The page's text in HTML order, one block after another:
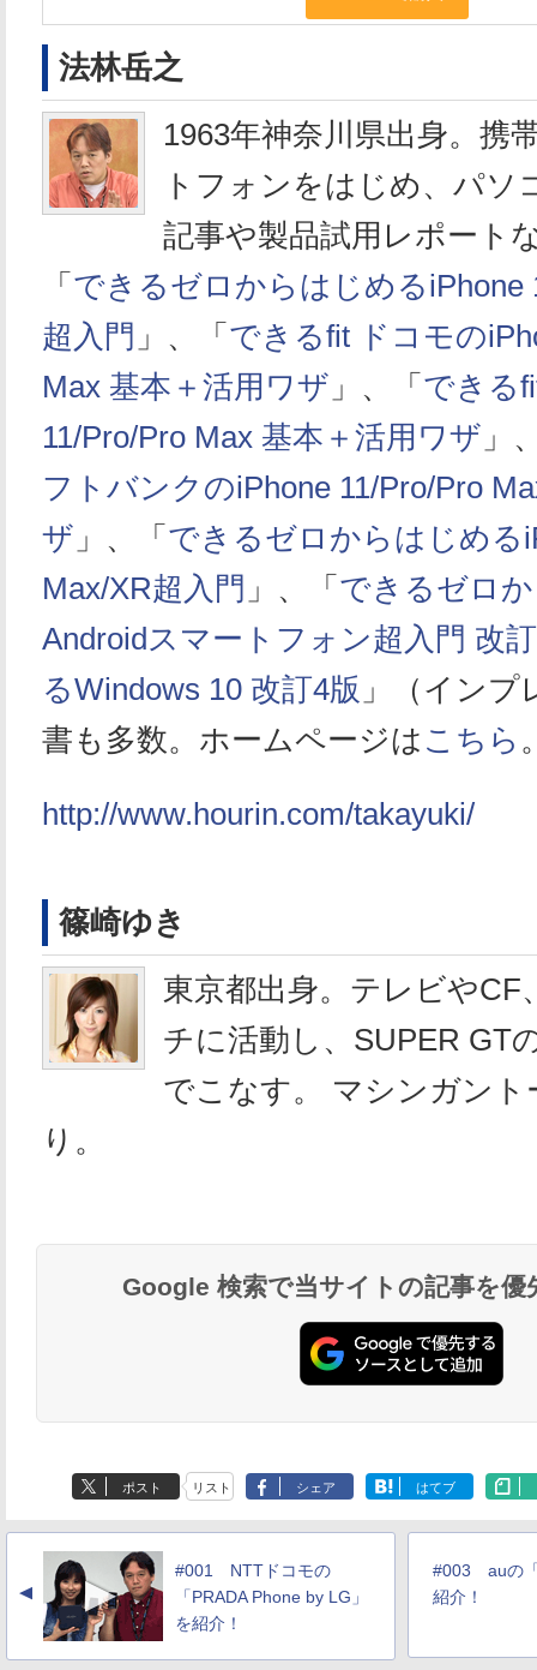
法林岳之
1963年神奈川県出身。携
トフォンをはじめ、パソ
記事や製品試用レポート
「 できるゼロからはじめるiPhone
超入門 」、「 できるfit ドコモの
Max 基本＋活用ワザ 」、「 できる
11/Pro/Pro Max 基本＋活用ワザ 」
フトバンクのiPhone 11/Pro/Pro
ザ 」、「 できるゼロからはじめる
Max/XR超入門 」、「 できるゼロ
Androidスマートフォン超入門 改
るWindows 10 改訂4版 」（インプ
書も多数。ホームページは こちら
http://www.hourin.com/takayuki/
篠崎ゆき
東京都出身。テレビやCF
チに活動し、SUPER GT
でこなす。 マシンガント
り。
Google 検索で当サイトの記事を優
ポスト リスト シェア はてブ
▲
#001 NTTドコモの
「PRADA Phone by LG」
を紹介！
#003 auの
紹介！